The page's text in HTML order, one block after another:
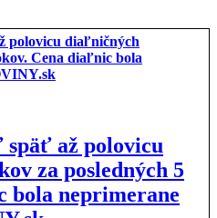
späť až polovicu
za posledných 5
bola neprimerane